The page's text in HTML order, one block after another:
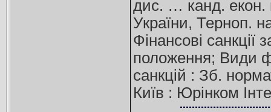
дис. … канд. екон.
України, Терноп.
Фінансові санкції
положення; Види
санкцій : Зб.
Київ : Юрінком